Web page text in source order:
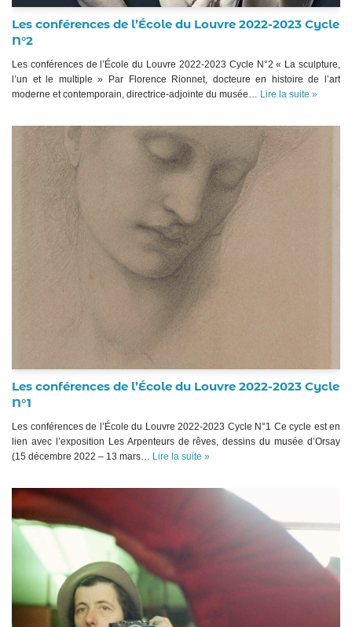
Les conférences de l’École du Louvre 2022-2023 Cycle
N°2
Les conférences de l’École du Louvre 2022-2023 Cycle N°2 « La sculpture,
l’un et le multiple » Par Florence Rionnet, docteure en histoire de l’art
moderne et contemporain, directrice-adjointe du musée… Lire la suite »
Les conférences de l’École du Louvre 2022-2023 Cycle
N°1
Les conférences de l’École du Louvre 2022-2023 Cycle N°1 Ce cycle est en
lien avec l’exposition Les Arpenteurs de rêves, dessins du musée d’Orsay
(15 décembre 2022 – 13 mars… Lire la suite »